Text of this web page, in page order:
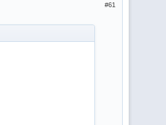
61